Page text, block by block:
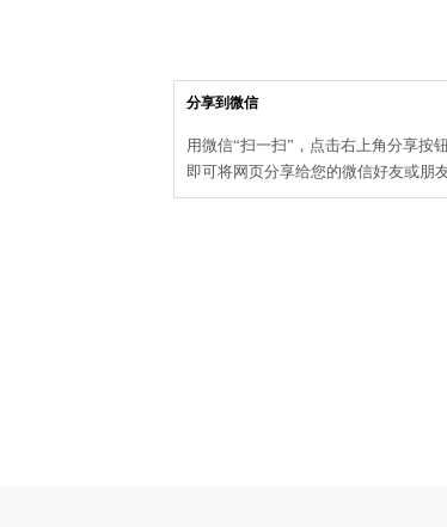
分享到微信
用微信“扫一扫”，点击右上角分享按钮
即可将网页分享给您的微信好友或朋友